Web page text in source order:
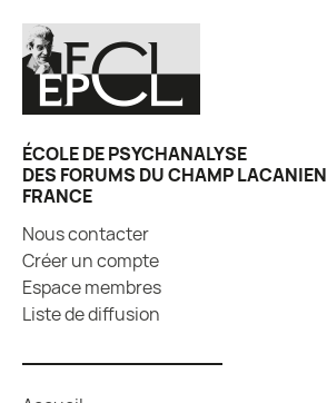
ÉCOLE DE PSYCHANALYSE
DES FORUMS DU CHAMP LACANIEN
FRANCE
Nous contacter
Créer un compte
Espace membres
Liste de diffusion